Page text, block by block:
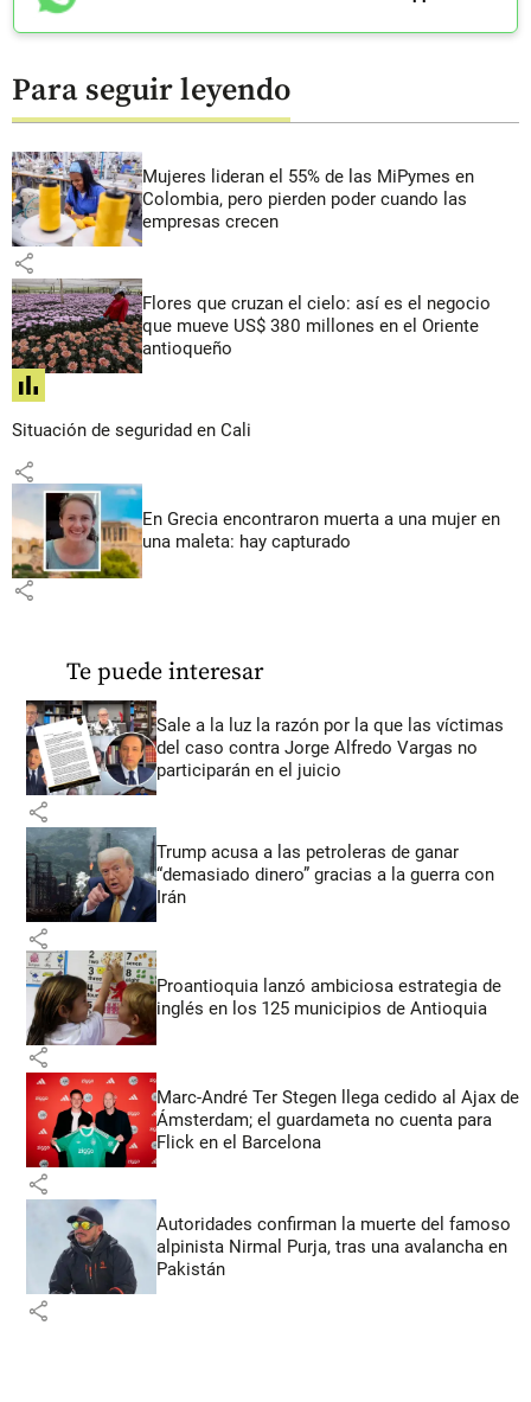
Para seguir leyendo
Mujeres lideran el 55% de las MiPymes en
Colombia, pero pierden poder cuando las
empresas crecen
share
Flores que cruzan el cielo: así es el negocio
que mueve US$ 380 millones en el Oriente
antioqueño
share
Situación de seguridad en Cali
share
En Grecia encontraron muerta a una mujer en
una maleta: hay capturado
share
Te puede interesar
Sale a la luz la razón por la que las víctimas
del caso contra Jorge Alfredo Vargas no
participarán en el juicio
share
Trump acusa a las petroleras de ganar
“demasiado dinero” gracias a la guerra con
Irán
share
Proantioquia lanzó ambiciosa estrategia de
inglés en los 125 municipios de Antioquia
share
Marc-André Ter Stegen llega cedido al Ajax de
Ámsterdam; el guardameta no cuenta para
Flick en el Barcelona
share
Autoridades confirman la muerte del famoso
alpinista Nirmal Purja, tras una avalancha en
Pakistán
share